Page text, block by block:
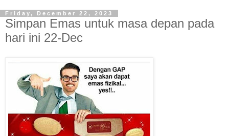
Friday, December 22, 2023
Simpan Emas untuk masa depan pada
hari ini 22-Dec